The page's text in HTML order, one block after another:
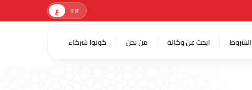
FR ع
الشروط ابحث عن وكالة من نحن كونوا شركاء